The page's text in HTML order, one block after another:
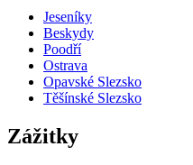
Jeseníky
Beskydy
Poodří
Ostrava
Opavské Slezsko
Těšínské Slezsko
Zážitky